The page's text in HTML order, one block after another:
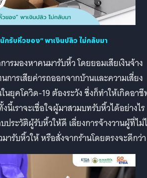
กรับหิ้วของ” พาเงินปลิว ไม่กลับมา
ารมองหาคนมารับหิ้ว โดยยอมเสียเงินจ้าง
การเสียค่ารถออกจากบ้านและความเสี่ยง
นยุคโควิด-19 ต้องระวัง ซึ่งก็ทำให้เกิดอา
นี้เราจะเชื่อใจผู้มาสวมบทรับหิ้วได้อย่างไร
ประวัติผู้รับหิ้วให้ดี เลี่ยงการจ้างวานผู้ที่ไม่
ารับหิ้วให้ หรือสั่งจากร้านโดยตรงจะดีกว่า